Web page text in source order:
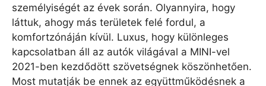
személyiségét az évek során. Olyannyira, hogy
láttuk, ahogy más területek felé fordul, a
komfortzónáján kívül. Luxus, hogy különleges
kapcsolatban áll az autók világával a MINI-vel
2021-ben kezdődött szövetségnek köszönhetően.
Most mutatják be ennek az együttműködésnek a